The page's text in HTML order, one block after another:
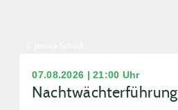
07.08.2026 | 21:00 Uhr
Nachtwächterführung